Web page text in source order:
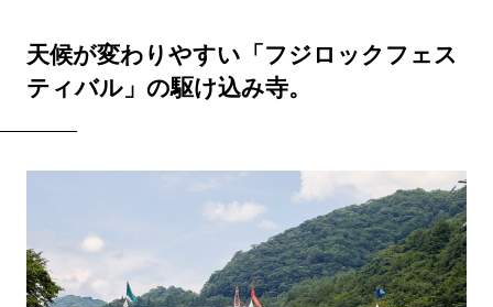
天候が変わりやすい「フジロックフェス
ティバル」の駆け込み寺。